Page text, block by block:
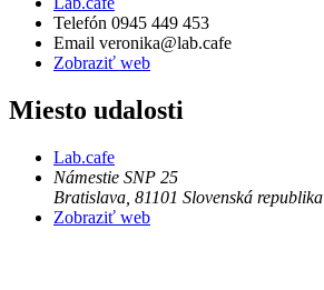
Telefón 0945 449 453
Email veronika@lab.cafe
Zobraziť web
Miesto udalosti
Lab.cafe
Námestie SNP 25
Bratislava 81101 Slovenská republika
Zobraziť web